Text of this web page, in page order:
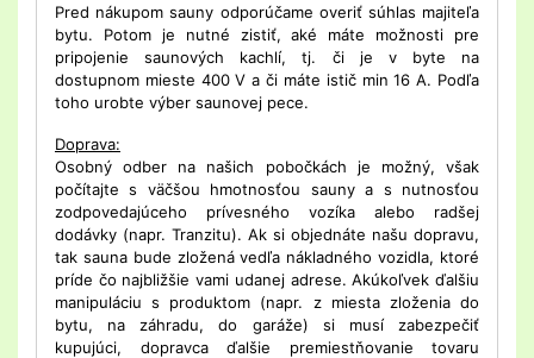
Pred nákupom sauny odporúčame overiť súhlas majiteľa
bytu. Potom je nutné zistiť, aké máte možnosti pre
pripojenie saunových kachlí, tj. či je v byte na
dostupnom mieste 400 V a či máte istič min 16 A. Podľa
toho urobte výber saunovej pece.
Doprava:
Osobný odber na našich pobočkách je možný, však
počítajte s väčšou hmotnosťou sauny a s nutnosťou
zodpovedajúceho prívesného vozíka alebo radšej
dodávky (napr. Tranzitu). Ak si objednáte našu dopravu,
tak sauna bude zložená vedľa nákladného vozidla, ktoré
príde čo najbližšie vami udanej adrese. Akúkoľvek ďalšiu
manipuláciu s produktom (napr. z miesta zloženia do
bytu, na záhradu, do garáže) si musí zabezpečiť
kupujúci, dopravca ďalšie premiestňovanie tovaru